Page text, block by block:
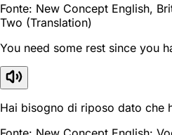
Fonte: New Concept English,
Two (Translation)
You need some rest since you
Hai bisogno di riposo dato che